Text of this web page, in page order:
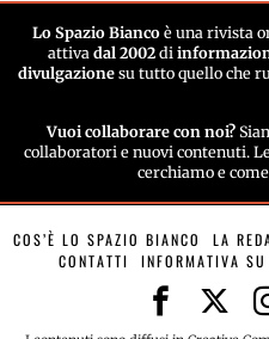
Lo Spazio Biancoè una rivista
attiva dal 2002 di
divulgazione su tutto quello che
Vuoi collaborare con noi?
collaboratori e nuovi contenuti.
cerchiamo e
COS’È LO SPAZIO BIANCO LA
CONTATTI
INFORMATIVA